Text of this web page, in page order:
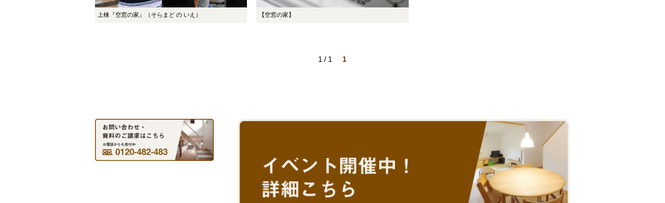
上棟『空窓の家』（そらまど の いえ） 【空窓の家】
1 / 1 1